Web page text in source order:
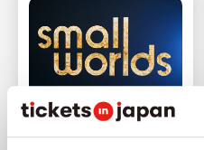
【開始售票】Small
Worlds 迷你世界博物館